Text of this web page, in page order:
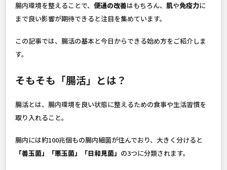
腸内環境を整えることで、 便通の改善はもちろん、 肌や免疫力に
まで良い影響が期待できると注目を集めています。
この記事では、腸活の基本と今日からできる始め方をご紹介しま
す。
そもそも「腸活」とは？
腸活とは、腸内環境を良い状態に整えるための食事や生活習慣を
取り入れること。
腸内には約100兆個もの腸内細菌が住んでおり、大きく分けると
「善玉菌」「悪玉菌」「日和見菌」 の3つに分類されます。